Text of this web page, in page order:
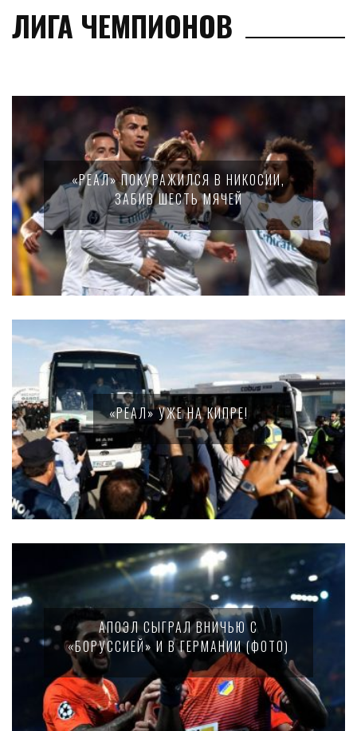
ЛИГА ЧЕМПИОНОВ
«РЕАЛ» ПОКУРАЖИЛСЯ В НИКОСИИ,
ЗАБИВ ШЕСТЬ МЯЧЕЙ
«РЕАЛ» УЖЕ НА КИПРЕ!
АПОЭЛ СЫГРАЛ ВНИЧЬЮ С
«БОРУССИЕЙ» И В ГЕРМАНИИ (ФОТО)